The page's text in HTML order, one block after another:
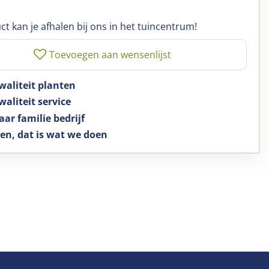
kan je afhalen bij ons in het tuincentrum!
planten
service
familie bedrijf
dat is wat we doen